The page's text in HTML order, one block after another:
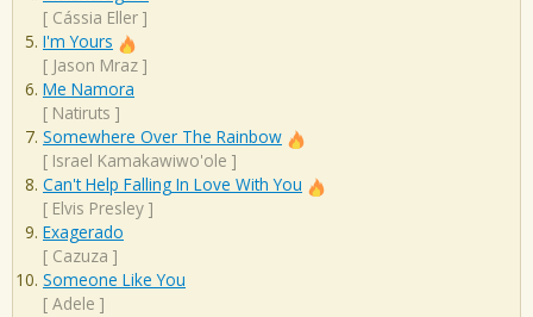
[ Cássia Eller ]
I'm Yours
[ Jason Mraz ]
Me Namora
[ Natiruts ]
Somewhere Over The Rainbow
[ Israel Kamakawiwo'ole ]
Can't Help Falling In Love With You
[ Elvis Presley ]
Exagerado
[ Cazuza ]
Someone Like You
[ Adele ]